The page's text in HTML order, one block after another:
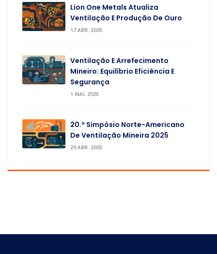
Lion One Metals Atualiza
Ventilação E Produção De Ouro
17 ABR. 2025
Ventilação E Arrefecimento
Mineiro: Equilíbrio Eficiência E
Segurança
1 MAI. 2025
20.º Simpósio Norte-Americano
De Ventilação Mineira 2025
29 ABR. 2025